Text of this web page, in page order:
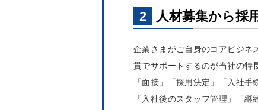
2 人材募集から採
企業さまがご自身のコアビジネ
貫でサポートするのが当社の特
「面接」「採用決定」「入社手
「入社後のスタッフ管理」「